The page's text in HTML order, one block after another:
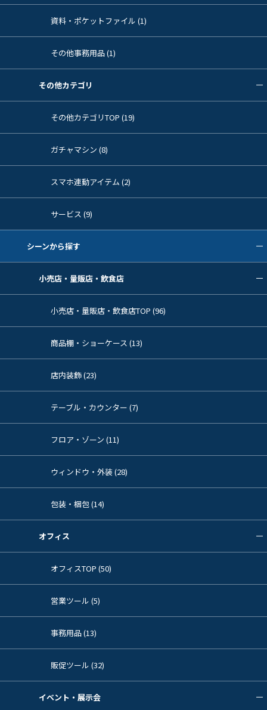
資料・ポケットファイル (1)
その他事務用品 (1)
その他カテゴリ
その他カテゴリTOP (19)
ガチャマシン (8)
スマホ連動アイテム (2)
サービス (9)
シーンから探す
小売店・量販店・飲食店
小売店・量販店・飲食店TOP (96)
商品棚・ショーケース (13)
店内装飾 (23)
テーブル・カウンター (7)
フロア・ゾーン (11)
ウィンドウ・外装 (28)
包装・梱包 (14)
オフィス
オフィスTOP (50)
営業ツール (5)
事務用品 (13)
販促ツール (32)
イベント・展示会